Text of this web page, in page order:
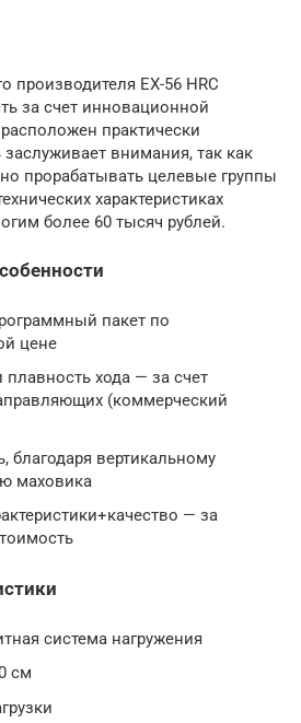
производителя EX-56 HRC
за счет инновационной
практически
внимания, так как
прорабатывать целевые группы
характеристиках
более 60 тысяч рублей.
пакет по
цене
хода — за счет
(коммерческий
благодаря вертикальному
маховика
— за
система нагружения
см